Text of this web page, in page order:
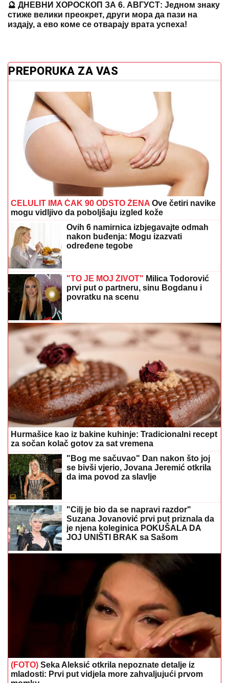
🔮 ДНЕВНИ ХОРОСКОП ЗА 6. АВГУСТ: Једном знаку
стиже велики преокрет, други мора да пази на
издају, а ево коме се отварају врата успеха!
PREPORUKA ZA VAS
CELULIT IMA ČAK 90 ODSTO ŽENA Ove četiri navike
mogu vidljivo da poboljšaju izgled kože
Ovih 6 namirnica izbjegavajte odmah
nakon buđenja: Mogu izazvati
određene tegobe
"TO JE MOJ ŽIVOT" Milica Todorović
prvi put o partneru, sinu Bogdanu i
povratku na scenu
Hurmašice kao iz bakine kuhinje: Tradicionalni recept
za sočan kolač gotov za sat vremena
"Bog me sačuvao" Dan nakon što joj
se bivši vjerio, Jovana Jeremić otkrila
da ima povod za slavlje
"Cilj je bio da se napravi razdor"
Suzana Jovanović prvi put priznala da
je njena koleginica POKUŠALA DA
JOJ UNIŠTI BRAK sa Sašom
(FOTO) Seka Aleksić otkrila nepoznate detalje iz
mladosti: Prvi put vidjela more zahvaljujući prvom